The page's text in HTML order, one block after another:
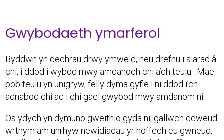
Gwybodaeth ymarferol
Byddwn yn dechrau drwy ymweld, neu drefnu i siarad â
chi, i ddod i wybod mwy amdanoch chi a’ch teulu. Mae
pob teulu yn unigryw, felly dyma gyfle i ni ddod i’ch
adnabod chi ac i chi gael gwybod mwy amdanom ni.
Os ydych yn dymuno gweithio gyda ni, gallwch ddweud
wrthym am unrhyw newidiadau yr hoffech eu gwneud,